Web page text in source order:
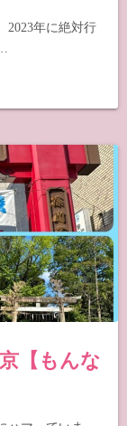
2023年に絶対行
【もんな